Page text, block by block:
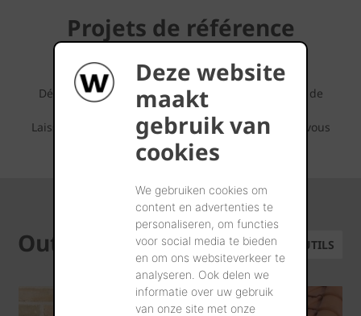
Deze website
maakt
gebruik van
cookies
We gebruiken cookies om
content en advertenties te
personaliseren, om functies
voor social media te bieden
en om ons websiteverkeer te
analyseren. Ook delen we
informatie over uw gebruik
van onze site met onze
Projets de référence
Découvrez tout ce qui est possible avec ce brique de
parement Terca.
Laissez-vous inspirer par les séries de photos que vous
pouvez retrouver ci-dessous.
Outils TOUS LES OUTILS